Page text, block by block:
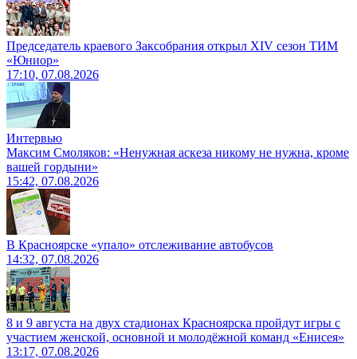
Председатель краевого Заксобрания открыл XIV сезон ТИМ
«Юниор»
17:10, 07.08.2026
Интервью
Максим Смоляков: «Ненужная аскеза никому не нужна, кроме
вашей гордыни»
15:42, 07.08.2026
В Красноярске «упало» отслеживание автобусов
14:32, 07.08.2026
8 и 9 августа на двух стадионах Красноярска пройдут игры с
участием женской, основной и молодёжной команд «Енисея»
13:17, 07.08.2026